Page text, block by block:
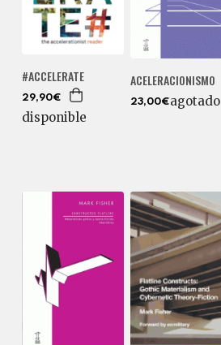
#ACCELERATE
29,90€
disponible
ACELERACIONISMO
23,00€agotado